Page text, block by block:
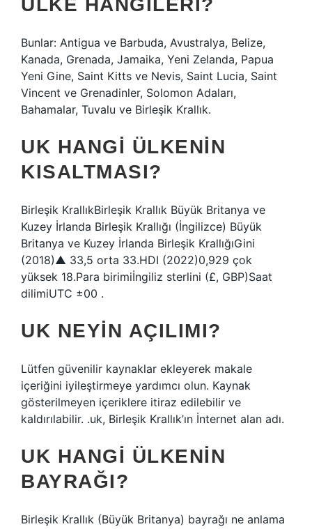
ÜLKE HANGILERI?
Bunlar: Antigua ve Barbuda, Avustralya, Belize,
Kanada, Grenada, Jamaika, Yeni Zelanda, Papua
Yeni Gine, Saint Kitts ve Nevis, Saint Lucia, Saint
Vincent ve Grenadinler, Solomon Adaları,
Bahamalar, Tuvalu ve Birleşik Krallık.
UK HANGI ÜLKENIN
KISALTMASI?
Birleşik KrallıkBirleşik Krallık Büyük Britanya ve
Kuzey İrlanda Birleşik Krallığı (İngilizce) Büyük
Britanya ve Kuzey İrlanda Birleşik KrallığıGini
(2018)▲ 33,5 orta 33.HDI (2022)0,929 çok
yüksek 18.Para birimiİngiliz sterlini (£, GBP)Saat
dilimiUTC ±00 .
UK NEYIN AÇILIMI?
Lütfen güvenilir kaynaklar ekleyerek makale
içeriğini iyileştirmeye yardımcı olun. Kaynak
gösterilmeyen içeriklere itiraz edilebilir ve
kaldırılabilir. .uk, Birleşik Krallık’ın İnternet alan adı.
UK HANGI ÜLKENIN
BAYRAĞI?
Birleşik Krallık (Büyük Britanya) bayrağı ne anlama